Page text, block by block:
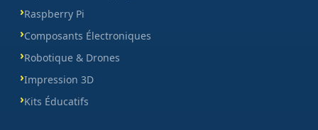
Raspberry Pi
Composants Électroniques
Robotique & Drones
Impression 3D
Kits Éducatifs